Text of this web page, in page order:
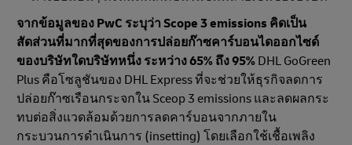
จากข้อมูลของ PwC ระบุว่า Scope 3 emissions คิดเป็น
สัดส่วนที่มากที่สุดของการปล่อยก๊าซคาร์บอนไดออกไซด์
ของบริษัทใดบริษัทหนึ่ง ระหว่าง 65% ถึง 95% DHL GoGreen
Plus คือโซลูชันของ DHL Express ที่จะช่วยให้ธุรกิจลดการ
ปล่อยก๊าซเรือนกระจกใน Sceop 3 emissions และลดผลกระ
ทบต่อสิ่งแวดล้อมด้วยการลดคาร์บอนจากภายใน
กระบวนการดำเนินการ (insetting) โดยเลือกใช้เชื้อเพลิง